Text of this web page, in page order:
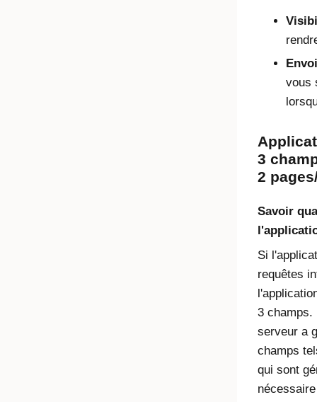
vous
3
2
Savoir
Si
requêtes
3 champs.
serveur a
champs
qui sont